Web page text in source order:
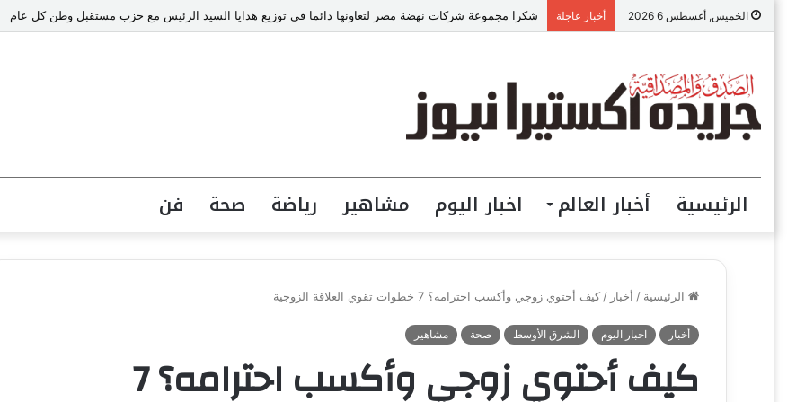
الخميس, أغسطس 6 2026 أخبار عاجلة «عالم رشاد».. تجربة إعلامية ورسالة ماجستير ذكية من كلية الطفولة بجامعة عين شمس.
الرئيسية أخبار العالم اخبار اليوم مشاهير رياضة صحة فن
الرئيسية / أخبار / كيف أحتوي زوجي وأكسب احترامه؟ 7 خطوات تقوي العلاقة الزوجية
أخبار اخبار اليوم الشرق الأوسط صحة مشاهير
كيف أحتوي زوجي وأكسب احترامه؟ 7